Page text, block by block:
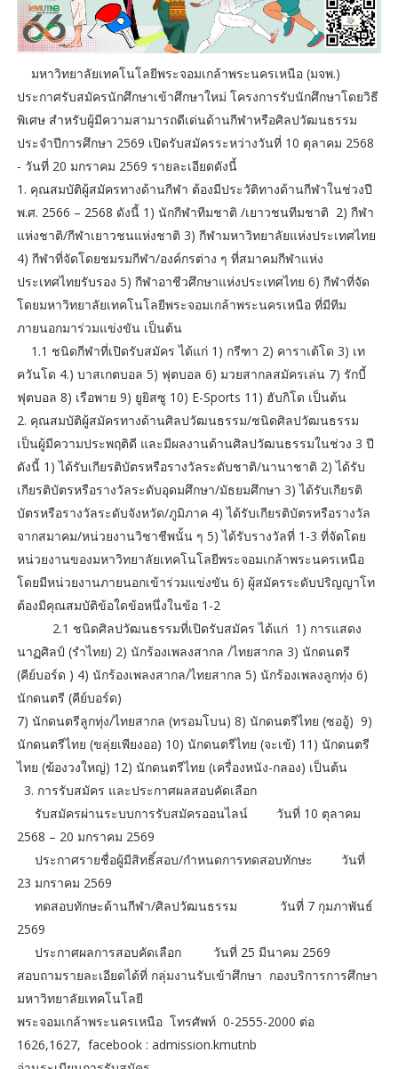
มหาวิทยาลัยเทคโนโลยีพระจอมเกล้าพระนครเหนือ (มจพ.)
ประกาศรับสมัครนักศึกษาเข้าศึกษาใหม่ โครงการรับนักศึกษาโดยวิธี
พิเศษ สำหรับผู้มีความสามารถดีเด่นด้านกีฬาหรือศิลปวัฒนธรรม
ประจำปีการศึกษา 2569 เปิดรับสมัครระหว่างวันที่ 10 ตุลาคม 2568
- วันที่ 20 มกราคม 2569 รายละเอียดดังนี้
1. คุณสมบัติผู้สมัครทางด้านกีฬา ต้องมีประวัติทางด้านกีฬาในช่วงปี
พ.ศ. 2566 – 2568 ดังนี้ 1) นักกีฬาทีมชาติ /เยาวชนทีมชาติ 2) กีฬา
แห่งชาติ/กีฬาเยาวชนแห่งชาติ 3) กีฬามหาวิทยาลัยแห่งประเทศไทย
4) กีฬาที่จัดโดยชมรมกีฬา/องค์กรต่าง ๆ ที่สมาคมกีฬาแห่ง
ประเทศไทยรับรอง 5) กีฬาอาชีวศึกษาแห่งประเทศไทย 6) กีฬาที่จัด
โดยมหาวิทยาลัยเทคโนโลยีพระจอมเกล้าพระนครเหนือ ที่มีทีม
ภายนอกมาร่วมแข่งขัน เป็นต้น
1.1 ชนิดกีฬาที่เปิดรับสมัคร ได้แก่ 1) กรีฑา 2) คาราเต้โด 3) เท
ควันโด 4.) บาสเกตบอล 5) ฟุตบอล 6) มวยสากลสมัครเล่น 7) รักบี้
ฟุตบอล 8) เรือพาย 9) ยูยิสซู 10) E-Sports 11) ฮับกิโด เป็นต้น
2. คุณสมบัติผู้สมัครทางด้านศิลปวัฒนธรรม/ชนิดศิลปวัฒนธรรม
เป็นผู้มีความประพฤติดี และมีผลงานด้านศิลปวัฒนธรรมในช่วง 3 ปี
ดังนี้ 1) ได้รับเกียรติบัตรหรือรางวัลระดับชาติ/นานาชาติ 2) ได้รับ
เกียรติบัตรหรือรางวัลระดับอุดมศึกษา/มัธยมศึกษา 3) ได้รับเกียรติ
บัตรหรือรางวัลระดับจังหวัด/ภูมิภาค 4) ได้รับเกียรติบัตรหรือรางวัล
จากสมาคม/หน่วยงานวิชาชีพนั้น ๆ 5) ได้รับรางวัลที่ 1-3 ที่จัดโดย
หน่วยงานของมหาวิทยาลัยเทคโนโลยีพระจอมเกล้าพระนครเหนือ
โดยมีหน่วยงานภายนอกเข้าร่วมแข่งขัน 6) ผู้สมัครระดับปริญญาโท
ต้องมีคุณสมบัติข้อใดข้อหนึ่งในข้อ 1-2
2.1 ชนิดศิลปวัฒนธรรมที่เปิดรับสมัคร ได้แก่ 1) การแสดง
นาฏศิลป์ (รำไทย) 2) นักร้องเพลงสากล /ไทยสากล 3) นักดนตรี
(คีย์บอร์ด ) 4) นักร้องเพลงสากล/ไทยสากล 5) นักร้องเพลงลูกทุ่ง 6)
นักดนตรี (คีย์บอร์ด)
7) นักดนตรีลูกทุ่ง/ไทยสากล (ทรอมโบน) 8) นักดนตรีไทย (ซออู้) 9)
นักดนตรีไทย (ขลุ่ยเพียงออ) 10) นักดนตรีไทย (จะเข้) 11) นักดนตรี
ไทย (ฆ้องวงใหญ่) 12) นักดนตรีไทย (เครื่องหนัง-กลอง) เป็นต้น
3. การรับสมัคร และประกาศผลสอบคัดเลือก
รับสมัครผ่านระบบการรับสมัครออนไลน์ วันที่ 10 ตุลาคม
2568 – 20 มกราคม 2569
ประกาศรายชื่อผู้มีสิทธิ์สอบ/กำหนดการทดสอบทักษะ วันที่
23 มกราคม 2569
ทดสอบทักษะด้านกีฬา/ศิลปวัฒนธรรม วันที่ 7 กุมภาพันธ์
2569
ประกาศผลการสอบคัดเลือก วันที่ 25 มีนาคม 2569
สอบถามรายละเอียดได้ที่ กลุ่มงานรับเข้าศึกษา กองบริการการศึกษา
มหาวิทยาลัยเทคโนโลยี
พระจอมเกล้าพระนครเหนือ โทรศัพท์ 0-2555-2000 ต่อ
1626,1627, facebook : admission.kmutnb